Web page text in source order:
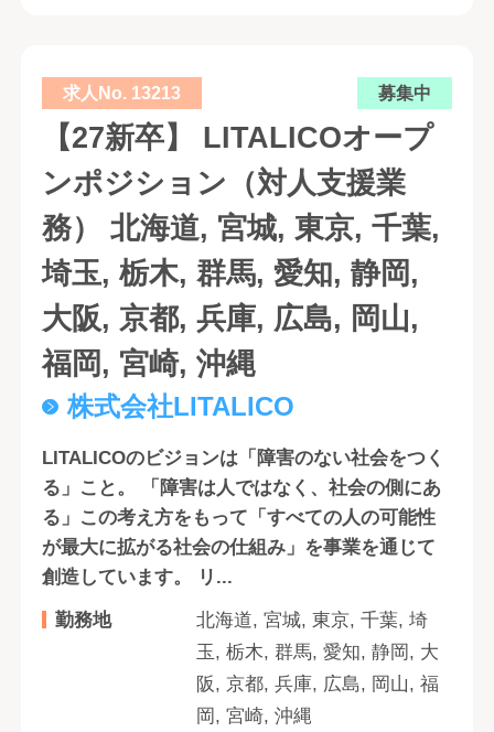
求人No. 13213 募集中
【27新卒】 LITALICOオープ
ンポジション（対人支援業
務） 北海道, 宮城, 東京, 千葉,
埼玉, 栃木, 群馬, 愛知, 静岡,
大阪, 京都, 兵庫, 広島, 岡山,
福岡, 宮崎, 沖縄
株式会社LITALICO
LITALICOのビジョンは「障害のない社会をつく
る」こと。 「障害は人ではなく、社会の側にあ
る」この考え方をもって「すべての人の可能性
が最大に拡がる社会の仕組み」を事業を通じて
創造しています。 リ...
勤務地
北海道, 宮城, 東京, 千葉, 埼
玉, 栃木, 群馬, 愛知, 静岡, 大
阪, 京都, 兵庫, 広島, 岡山, 福
岡, 宮崎, 沖縄